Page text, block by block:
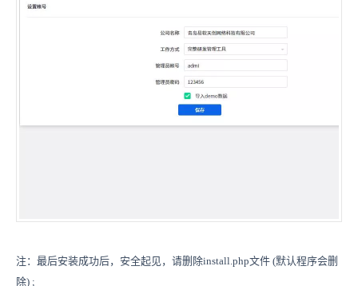
注：最后安装成功后，安全起见，请删除install.php文件 (默认程序会删
除) ;